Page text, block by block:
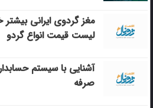
مغز گردوی ایرانی
لیست قیمت انواع گردو
آشنایی با سیستم
صرفه